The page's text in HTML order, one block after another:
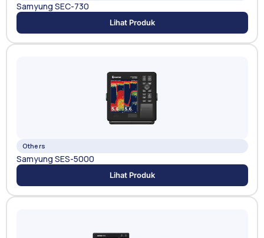
Samyung SEC-730
Lihat Produk
Others
Samyung SES-5000
Lihat Produk